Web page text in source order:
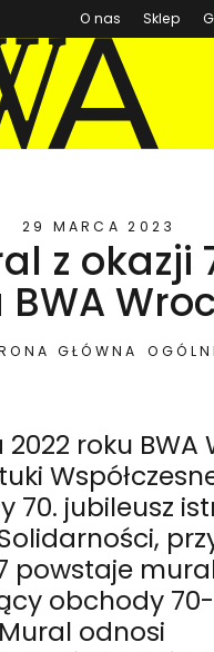
O nas Sklep
29 MARCA 2023
z okazji
GŁÓWNA
roku BWA
70. jubileusz
powstaje
obchody
odnosi